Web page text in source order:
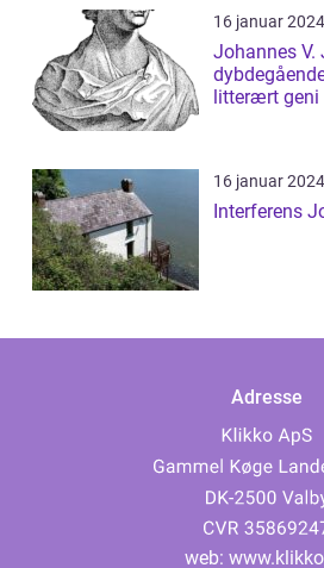
16 januar 2024
Johannes V.
litterært geni
16 januar 2024
Interferens
Adresse
web: